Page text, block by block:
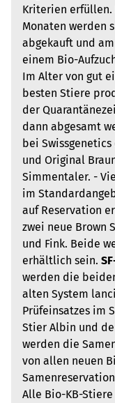
Kriterien erfüllen.
Monaten werden
abgekauft und
einem Bio-
Im Alter von gut
besten Stiere
der
dann abgesamt
bei
und Original
Simmentaler. -
im
auf Reservation
zwei neue Brown
und Fink. Beide
erhältlich sein.
werden die
alten System
Prüfeinsatzes im
Stier Albin und
werden die
von allen neuen
Alle Bio-KB-